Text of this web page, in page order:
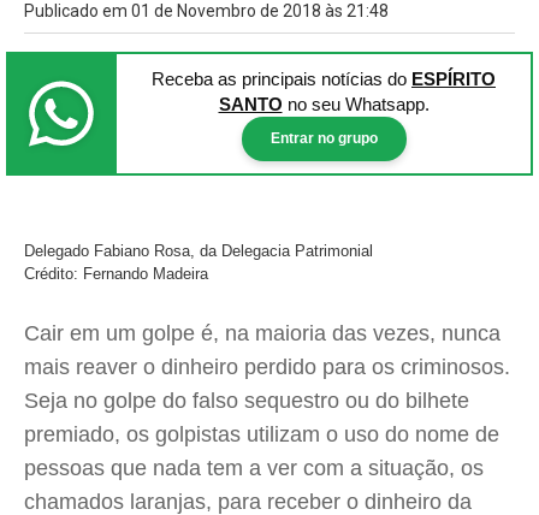
Publicado em 01 de Novembro de 2018 às 21:48
Receba as principais notícias do ESPÍRITO
SANTO no seu Whatsapp.
Entrar no grupo
Delegado Fabiano Rosa, da Delegacia Patrimonial
Crédito: Fernando Madeira
Cair em um golpe é, na maioria das vezes, nunca
mais reaver o dinheiro perdido para os criminosos.
Seja no golpe do falso sequestro ou do bilhete
premiado, os golpistas utilizam o uso do nome de
pessoas que nada tem a ver com a situação, os
chamados laranjas, para receber o dinheiro da